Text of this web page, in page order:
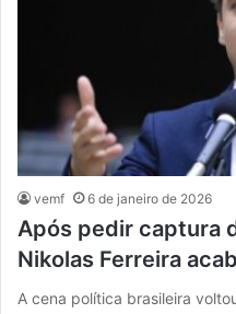
vemf 6 de janeiro de 2026
Após pedir captura
Nikolas Ferreira
A cena política brasileira